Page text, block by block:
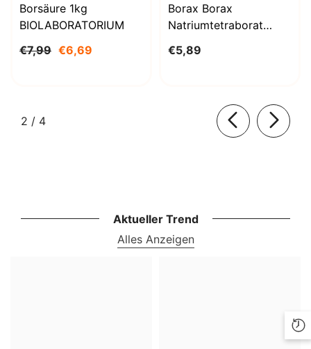
Borsäure 1kg
BIOLABORATORIUM
€7,99 €6,69
Borax Borax
Natriumtetraborat
BioLaboratorium
€5,89
2 / von
4
Aktueller Trend
Alles Anzeigen